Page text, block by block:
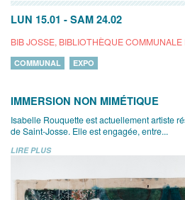
LUN 15.01 - SAM 24.02
BIB JOSSE, BIBLIOTHÈQUE
COMMUNAL EXPO
IMMERSION NON MIMÉTIQUE
Isabelle Rouquette est actuellement artiste
de Saint-Josse. Elle est engagée, entre...
LIRE PLUS